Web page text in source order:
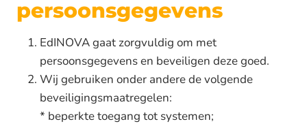
persoonsgegevens
EdINOVA gaat zorgvuldig om met
persoonsgegevens en beveiligen deze goed.
Wij gebruiken onder andere de volgende
beveiligingsmaatregelen:
* beperkte toegang tot systemen;